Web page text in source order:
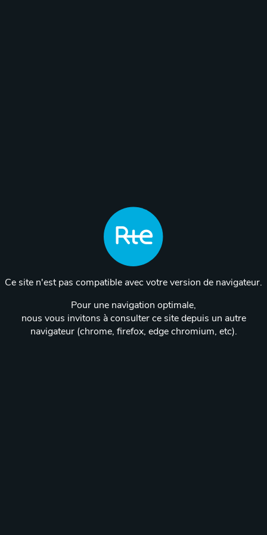
Ce site n'est pas compatible avec votre version de navigateur.
Pour une navigation optimale,
nous vous invitons à consulter ce site depuis un autre
navigateur (chrome, firefox, edge chromium, etc).